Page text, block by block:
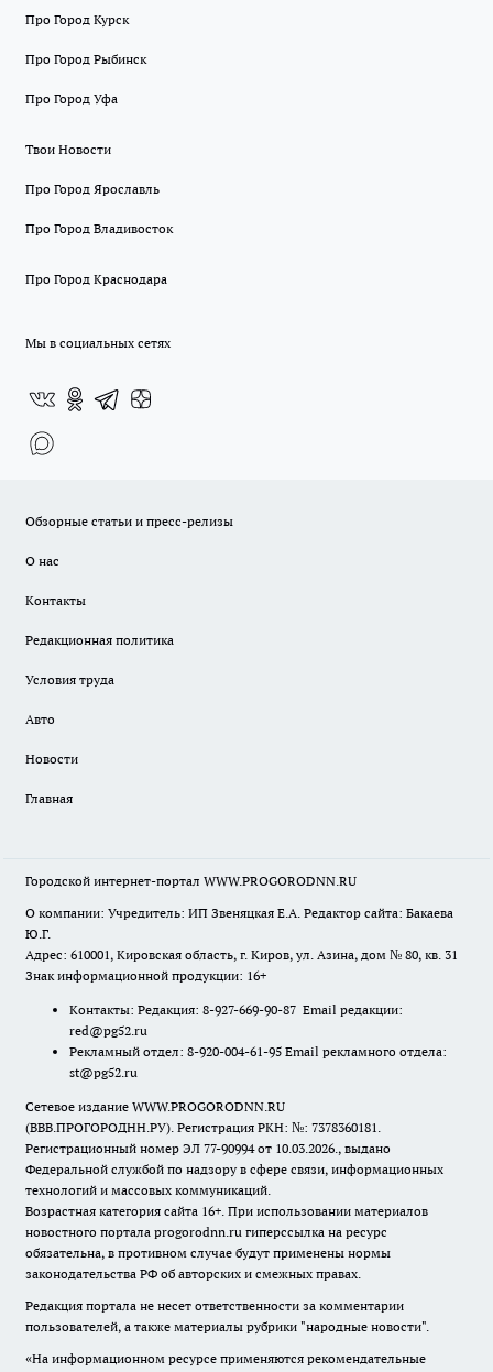
Про Город Курск
Про Город Рыбинск
Про Город Уфа
Твои Новости
Про Город Ярославль
Про Город Владивосток
Про Город Краснодара
Мы в социальных сетях
Обзорные статьи и пресс-релизы
О нас
Контакты
Редакционная политика
Условия труда
Авто
Новости
Главная
Городской интернет-портал WWW.PROGORODNN.RU
О компании: Учредитель: ИП Звеняцкая Е.А. Редактор сайта: Бакаева
Ю.Г.
Адрес: 610001, Кировская область, г. Киров, ул. Азина, дом № 80, кв. 31
Знак информационной продукции: 16+
Контакты: Редакция: 8-927-669-90-87 Email редакции:
red@pg52.ru
Рекламный отдел: 8-920-004-61-95 Email рекламного отдела:
st@pg52.ru
Сетевое издание WWW.PROGORODNN.RU
(ВВВ.ПРОГОРОДНН.РУ). Регистрация РКН: №: 7378360181.
Регистрационный номер ЭЛ 77-90994 от 10.03.2026., выдано
Федеральной службой по надзору в сфере связи, информационных
технологий и массовых коммуникаций.
Возрастная категория сайта 16+. При использовании материалов
новостного портала progorodnn.ru гиперссылка на ресурс
обязательна, в противном случае будут применены нормы
законодательства РФ об авторских и смежных правах.
Редакция портала не несет ответственности за комментарии
пользователей, а также материалы рубрики "народные новости".
«На информационном ресурсе применяются рекомендательные